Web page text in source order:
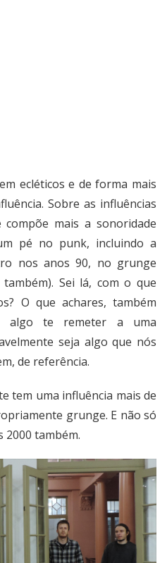
ecléticos e de forma mais
Sobre as influências
mais a sonoridade
pé no punk, incluindo a
nos anos 90, no grunge
Sei lá, com o que
O que achares, também
algo te remeter a uma
seja algo que nós
de referência.
tem uma influência mais de
grunge. E não só
2000 também.